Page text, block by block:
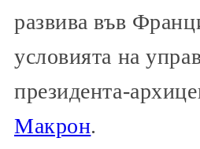
развива във
условията на
президента-
Макрон.